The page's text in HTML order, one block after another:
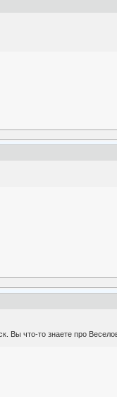
Вы что-то знаете про